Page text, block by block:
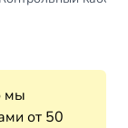
мы
от 50